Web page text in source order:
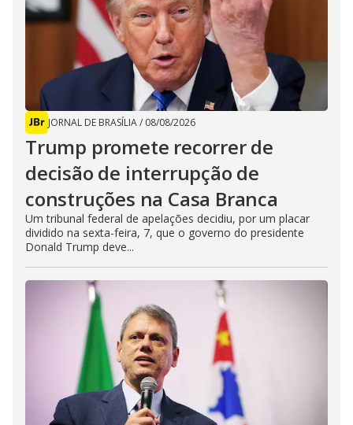
JORNAL DE BRASÍLIA/ 08/08/2026
Trump promete recorrer de
decisão de interrupção de
construções na Casa Branca
Um tribunal federal de apelações decidiu, por um placar
dividido na sexta-feira, 7, que o governo do presidente
Donald Trump deve...